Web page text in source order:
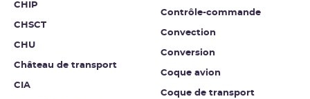
CHIP
CHSCT
CHU
Château de transport
CIA
Contrôle-commande
Convection
Conversion
Coque avion
Coque de transport